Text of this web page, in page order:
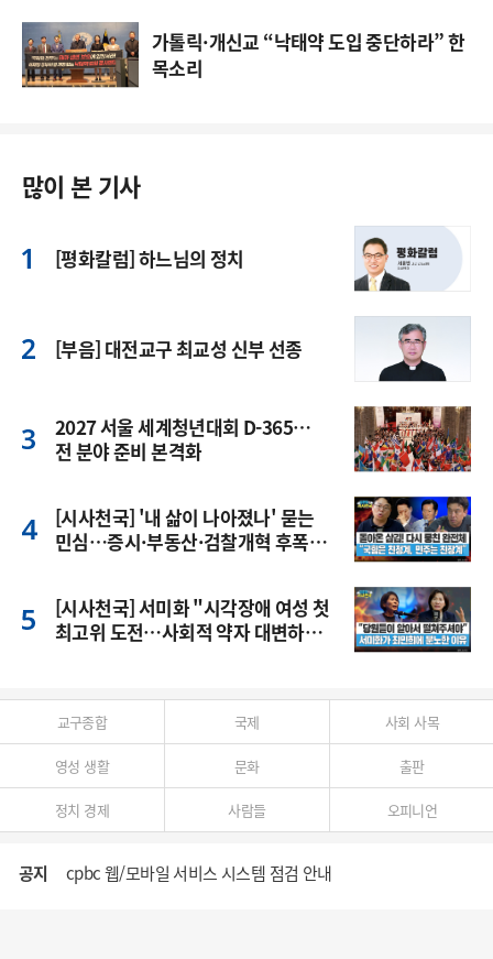
가톨릭·개신교 “낙태약 도입 중단하라” 한
목소리
많이 본 기사
[평화칼럼] 하느님의 정치
[부음] 대전교구 최교성 신부 선종
2027 서울 세계청년대회 D-365…
전 분야 준비 본격화
[시사천국] '내 삶이 나아졌나' 묻는
민심…증시·부동산·검찰개혁 후폭
[시사천국] 서미화 "시각장애 여성 첫
최고위 도전…사회적 약자 대변하겠
교구종합 국제 사회 사목
영성 생활 문화 출판
정치 경제 사람들 오피니언
공지 cpbc 웹/모바일 서비스 시스템 점검 안내